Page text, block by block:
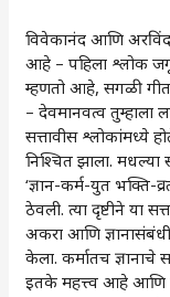
विवेकानंद आणि अरविंद
आहे – पहिला श्लोक
म्हणतो आहे, सगळी
– देवमानवत्व तुम्हाला
सत्तावीस श्लोकांमध्ये
निश्चित झाला. मधल्या
‌‘ज्ञान-कर्म-युत भक्ति-
ठेवली. त्या दृष्टीने या
अकरा आणि
केला. कर्मातच ज्ञानाचे
इतके महत्त्व आहे आणि